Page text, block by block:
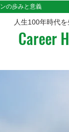
の歩みと意義
人生100年時代
Career